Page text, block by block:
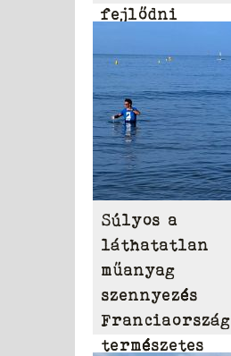
fejlődni
Súlyos a
láthatatlan
műanyag
szennyezés
Franciaország
természetes